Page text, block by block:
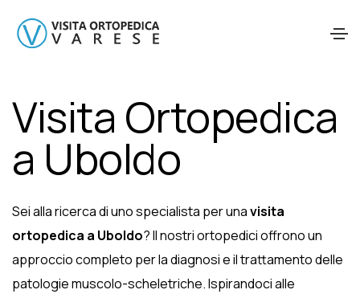
Visita Ortopedica
a Uboldo
Sei alla ricerca di uno specialista per unavisita
ortopedica a Uboldo? Il nostri ortopedici offrono un
approccio completo per la diagnosi e il trattamento delle
patologie muscolo-scheletriche. Ispirandoci alle